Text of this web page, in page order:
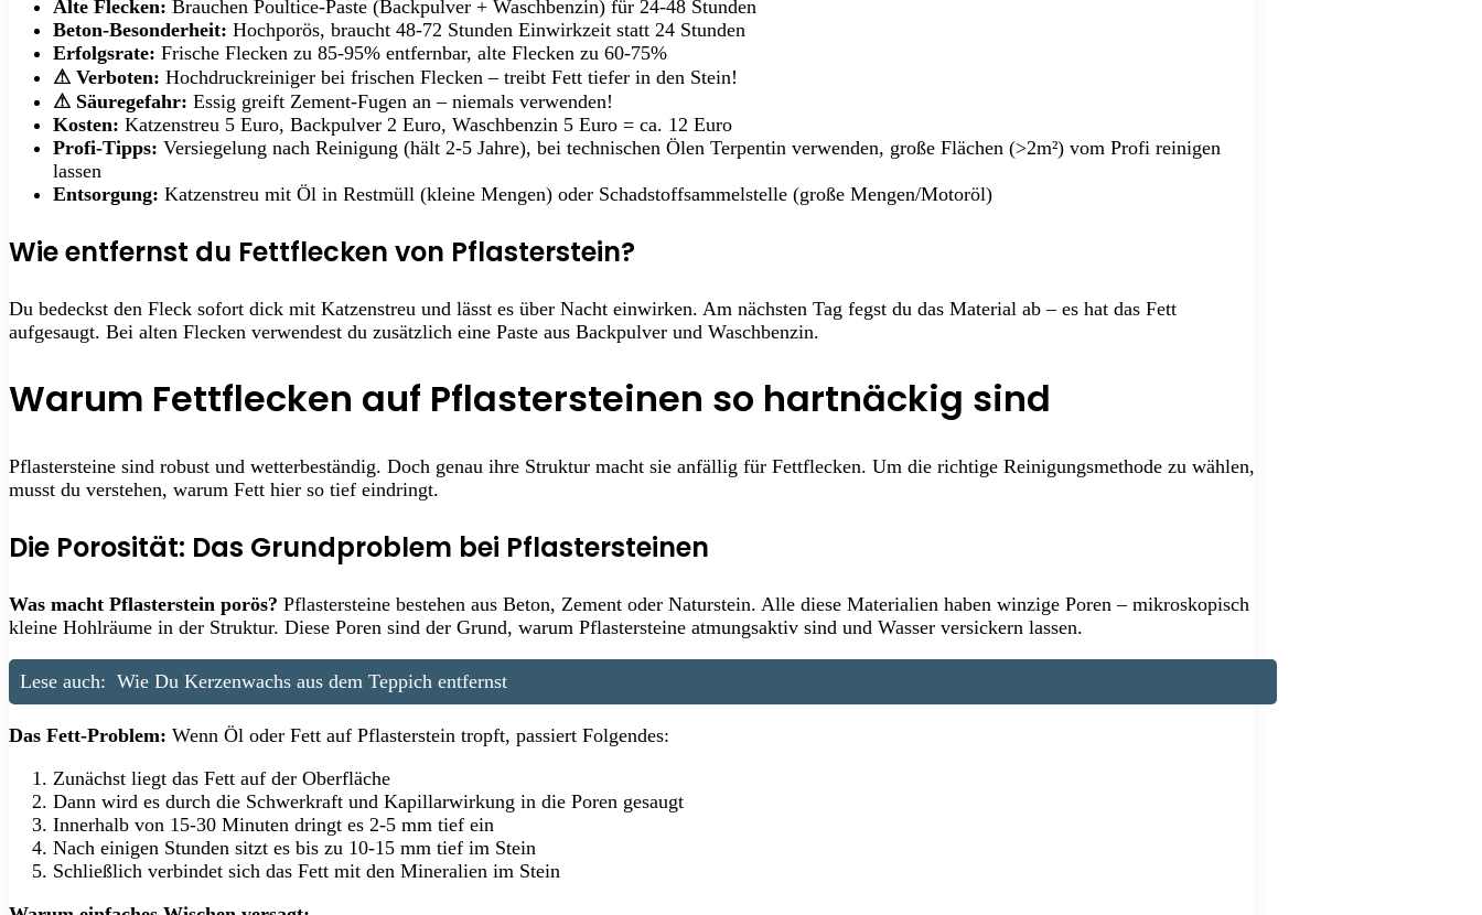
Alte Flecken: Brauchen Poultice-Paste (Backpulver + Waschbenzin) für 24-48 Stunden
Beton-Besonderheit: Hochporös, braucht 48-72 Stunden Einwirkzeit statt 24 Stunden
Erfolgsrate: Frische Flecken zu 85-95% entfernbar, alte Flecken zu 60-75%
⚠ Verboten: Hochdruckreiniger bei frischen Flecken – treibt Fett tiefer in den Stein!
⚠ Säuregefahr: Essig greift Zement-Fugen an – niemals verwenden!
Kosten: Katzenstreu 5 Euro, Backpulver 2 Euro, Waschbenzin 5 Euro = ca. 12 Euro
Profi-Tipps: Versiegelung nach Reinigung (hält 2-5 Jahre), bei technischen Ölen Terpentin verwenden, große Flächen (>2m²) vom Profi reinigen
lassen
Entsorgung: Katzenstreu mit Öl in Restmüll (kleine Mengen) oder Schadstoffsammelstelle (große Mengen/Motoröl)
Wie entfernst du Fettflecken von Pflasterstein?
Du bedeckst den Fleck sofort dick mit Katzenstreu und lässt es über Nacht einwirken. Am nächsten Tag fegst du das Material ab – es hat das Fett
aufgesaugt. Bei alten Flecken verwendest du zusätzlich eine Paste aus Backpulver und Waschbenzin.
Warum Fettflecken auf Pflastersteinen so hartnäckig sind
Pflastersteine sind robust und wetterbeständig. Doch genau ihre Struktur macht sie anfällig für Fettflecken. Um die richtige Reinigungsmethode zu wählen,
musst du verstehen, warum Fett hier so tief eindringt.
Die Porosität: Das Grundproblem bei Pflastersteinen
Was macht Pflasterstein porös? Pflastersteine bestehen aus Beton, Zement oder Naturstein. Alle diese Materialien haben winzige Poren – mikroskopisch
kleine Hohlräume in der Struktur. Diese Poren sind der Grund, warum Pflastersteine atmungsaktiv sind und Wasser versickern lassen.
Lese auch: Wie Du Kerzenwachs aus dem Teppich entfernst
Das Fett-Problem: Wenn Öl oder Fett auf Pflasterstein tropft, passiert Folgendes:
Zunächst liegt das Fett auf der Oberfläche
Dann wird es durch die Schwerkraft und Kapillarwirkung in die Poren gesaugt
Innerhalb von 15-30 Minuten dringt es 2-5 mm tief ein
Nach einigen Stunden sitzt es bis zu 10-15 mm tief im Stein
Schließlich verbindet sich das Fett mit den Mineralien im Stein